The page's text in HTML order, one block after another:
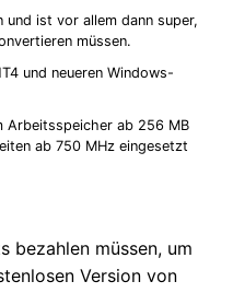
ist vor allem dann super,
müssen.
und neueren Windows-
Arbeitsspeicher ab 256 MB
ab 750 MHz eingesetzt
bezahlen müssen, um
Version von